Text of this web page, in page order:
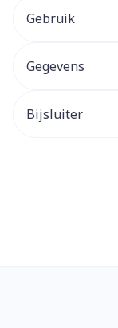
Gebruik
Gegevens
Bijsluiter